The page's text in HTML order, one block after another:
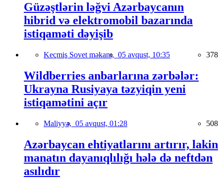
Güzəştlərin ləğvi Azərbaycanın
hibrid və elektromobil bazarında
istiqaməti dəyişib
Keçmiş Sovet məkanı, 05 avqust, 10:35 378
Wildberries anbarlarına zərbələr:
Ukrayna Rusiyaya təzyiqin yeni
istiqamətini açır
Maliyyə, 05 avqust, 01:28 508
Azərbaycan ehtiyatlarını artırır, lakin
manatın dayanıqlılığı hələ də neftdən
asılıdır